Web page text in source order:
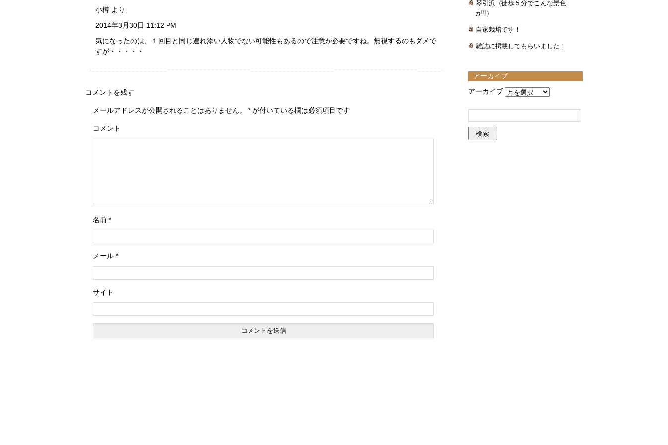
小樽 より:
2014年3月30日 11:12 PM
気になったのは、１回目と同じ連れ添い人物でない可能性もあるので注意が必要ですね。無視するのもダメで
すが・・・・・
コメントを残す
メールアドレスが公開されることはありません。 * が付いている欄は必須項目です
コメント
名前 *
メール *
サイト
琴引浜（徒歩５分でこんな景色
が!!）
自家栽培です！
雑誌に掲載してもらいました！
アーカイブ
アーカイブ